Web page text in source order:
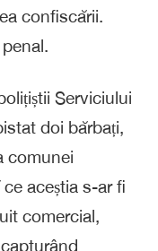
confiscării.
Serviciului
doi bărbați,
comunei
aceștia s-ar fi
comercial,